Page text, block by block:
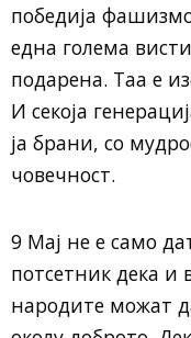
победија
една голема
подарена. Таа е
И секоја
ја брани, со
човечност.
9 Мај не е само
потсетник дека
народите можат